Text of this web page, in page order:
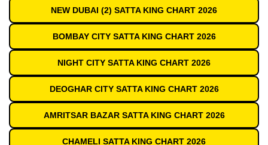
NEW DUBAI (2) SATTA KING CHART 2026
BOMBAY CITY SATTA KING CHART 2026
NIGHT CITY SATTA KING CHART 2026
DEOGHAR CITY SATTA KING CHART 2026
AMRITSAR BAZAR SATTA KING CHART 2026
CHAMELI SATTA KING CHART 2026